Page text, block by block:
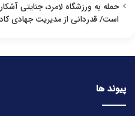
حمله به ورزشگاه لامرد، جنایتی
است/ قدردانی از مدیریت جهادی
پیوند ها